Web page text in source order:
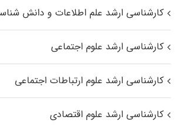
کارشناسی ارشد علم اطلاعات و دانش
کارشناسی ارشد علوم اجتماعی
کارشناسی ارشد علوم ارتباطات اجتماعی
کارشناسی ارشد علوم اقتصادی